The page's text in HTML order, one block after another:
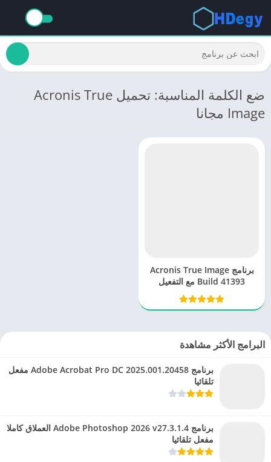
ضع الكلمة المناسبة: تحميل Acronis True
Image مجانا
برنامج Acronis True Image
Build 41393 مع التفعيل
البرامج الأكثر مشاهدة
برنامج Adobe Acrobat Pro DC 2025.001.20458 مفعل
تلقائيا
برنامج Adobe Photoshop 2026 v27.3.1.4 العملاق كاملا
مفعل تلقائيا